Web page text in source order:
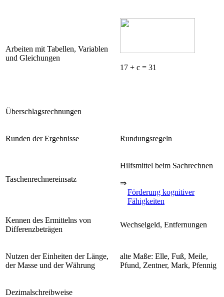
Arbeiten mit Tabellen, Variablen
und Gleichungen
17 + c = 31
Überschlagsrechnungen
Runden der Ergebnisse Rundungsregeln
Taschenrechnereinsatz
Hilfsmittel beim Sachrechnen
⇒
Förderung kognitiver
Fähigkeiten
Kennen des Ermittelns von
Differenzbeträgen
Wechselgeld, Entfernungen
Nutzen der Einheiten der Länge,
der Masse und der Währung
alte Maße: Elle, Fuß, Meile,
Pfund, Zentner, Mark, Pfennig
Dezimalschreibweise